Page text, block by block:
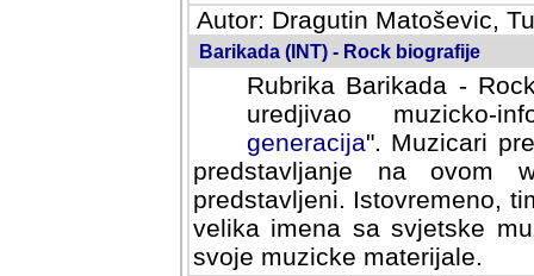
Autor: Dragutin Matoševic,
Barikada (INT) - Rock biografije
Rubrika Barikada -
uredjivao muzicko-
Muzicari predstavljeni u
na ovom web portalu
Istovremeno, tim nacinom
sa svjetske muzicke scene
materijale.